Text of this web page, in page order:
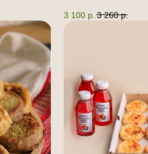
3 100 р. 3 260 р.